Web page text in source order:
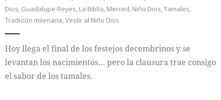
Colaboradores
Cultura
Dios, Guadalupe-Reyes, La Biblia, Merced, Niño Dios,Tamales,
Tradición milenaria,Vestir al Niño Dios
Hoy llega el final de los festejos decembrinos y se
levantan los nacimientos… pero la clausura trae consigo
el sabor de los tamales.